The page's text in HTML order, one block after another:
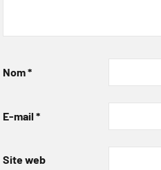
Nom*
E-mail *
Site web